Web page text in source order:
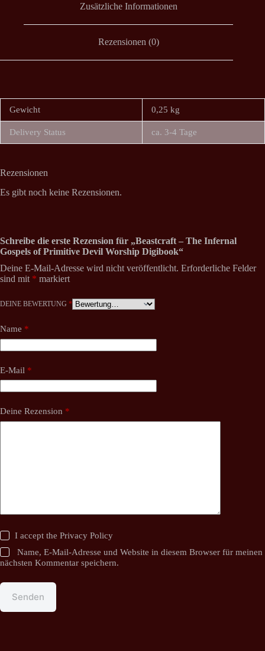
Zusätzliche Informationen
Rezensionen (0)
Gewicht 0,25 kg
Delivery Status ca. 3-4 Tage
Rezensionen
Es gibt noch keine Rezensionen.
Schreibe die erste Rezension für „Beastcraft – The Infernal
Gospels of Primitive Devil Worship Digibook“
Deine E-Mail-Adresse wird nicht veröffentlicht. Erforderliche Felder
sind mit * markiert
DEINE BEWERTUNG *
Name *
E-Mail *
Deine Rezension *
I accept thePrivacy Policy
Name, E-Mail-Adresse und Website in diesem Browser für meinen
nächsten Kommentar speichern.
Senden